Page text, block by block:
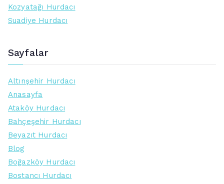
Kozyatağı Hurdacı
Suadiye Hurdacı
Sayfalar
Altınşehir Hurdacı
Anasayfa
Ataköy Hurdacı
Bahçeşehir Hurdacı
Beyazıt Hurdacı
Blog
Boğazköy Hurdacı
Bostancı Hurdacı